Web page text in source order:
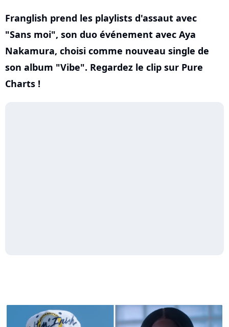
Franglish prend les playlists d'assaut avec
"Sans moi", son duo événement avec Aya
Nakamura, choisi comme nouveau single de
son album "Vibe". Regardez le clip sur Pure
Charts !